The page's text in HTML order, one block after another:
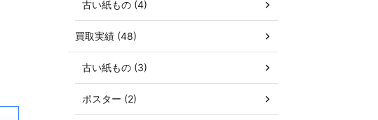
古い紙もの (4)
買取実績 (48)
古い紙もの (3)
ポスター (2)